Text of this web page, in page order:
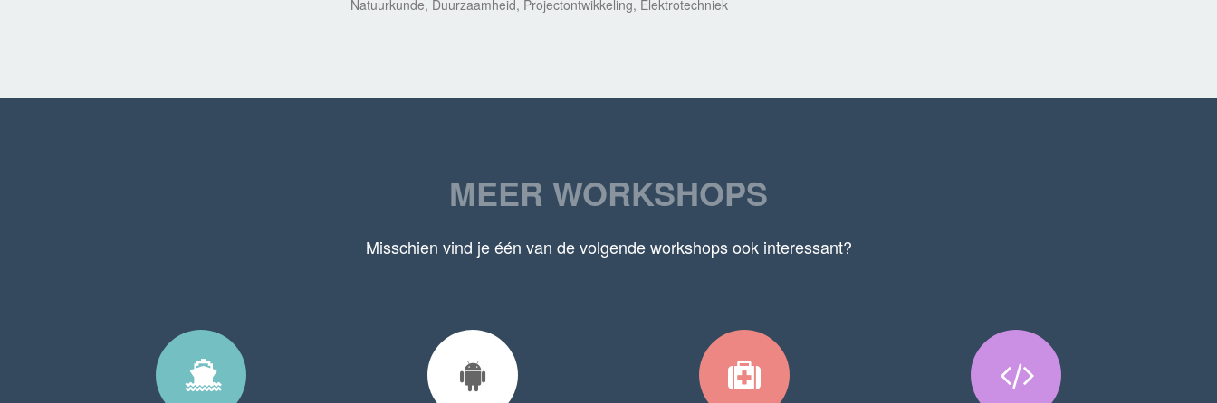
Natuurkunde, Duurzaamheid, Projectontwikkeling, Elektrotechniek
MEER WORKSHOPS
Misschien vind je één van de volgende workshops ook interessant?